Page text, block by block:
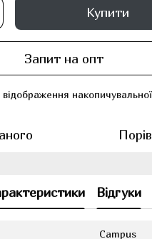
Купити
Запит на опт
відображення
Відгуки
Campus